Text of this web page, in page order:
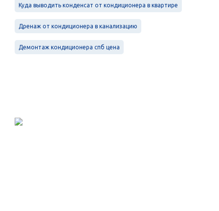
Куда выводить конденсат от кондиционера в квартире
Дренаж от кондиционера в канализацию
Демонтаж кондиционера спб цена